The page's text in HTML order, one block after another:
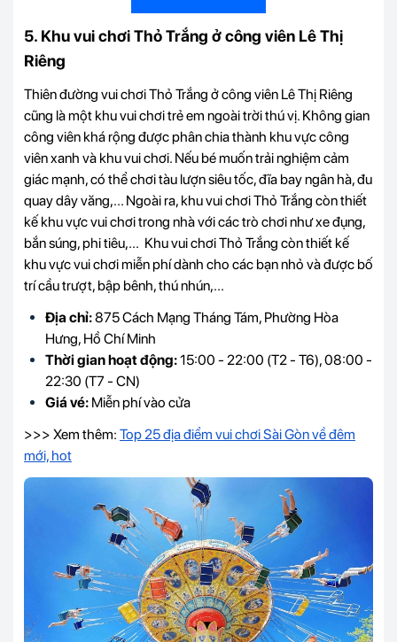
5. Khu vui chơi Thỏ Trắng ở công viên Lê Thị
Riêng
Thiên đường vui chơi Thỏ Trắng ở công viên Lê Thị Riêng
cũng là một khu vui chơi trẻ em ngoài trời thú vị. Không gian
công viên khá rộng được phân chia thành khu vực công
viên xanh và khu vui chơi. Nếu bé muốn trải nghiệm cảm
giác mạnh, có thể chơi tàu lượn siêu tốc, đĩa bay ngân hà, đu
quay dây văng,... Ngoài ra, khu vui chơi Thỏ Trắng còn thiết
kế khu vực vui chơi trong nhà với các trò chơi như xe đụng,
bắn súng, phi tiêu,... Khu vui chơi Thỏ Trắng còn thiết kế
khu vực vui chơi miễn phí dành cho các bạn nhỏ và được bố
trí cầu trượt, bập bênh, thú nhún,...
Địa chỉ:875 Cách Mạng Tháng Tám, Phường Hòa
Hưng, Hồ Chí Minh
Thời gian hoạt động:15:00 - 22:00 (T2 - T6), 08:00 -
22:30 (T7 - CN)
Giá vé: Miễn phí vào cửa
>>> Xem thêm: Top 25 địa điểm vui chơi Sài Gòn về đêm
mới, hot